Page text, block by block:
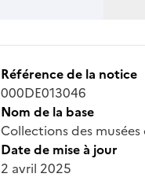
Référence de la notice
000DE013046
Nom de la base
Collections des
Date de mise à jour
2 avril 2025